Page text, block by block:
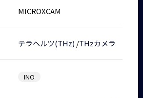
MICROXCAM
テラヘルツ(THz) /THzカメラ
INO